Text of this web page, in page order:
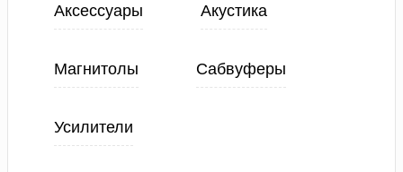
Аксессуары Акустика
Магнитолы Сабвуферы
Усилители